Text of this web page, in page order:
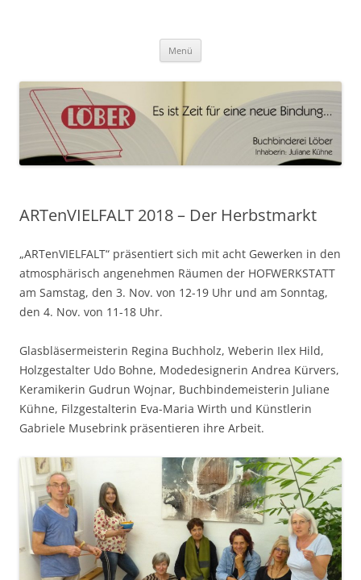
Menü
ARTenVIELFALT 2018 – Der Herbstmarkt
„ARTenVIELFALT“ präsentiert sich mit acht Gewerken in den
atmosphärisch angenehmen Räumen der HOFWERKSTATT
am Samstag, den 3. Nov. von 12-19 Uhr und am Sonntag,
den 4. Nov. von 11-18 Uhr.
Glasbläsermeisterin Regina Buchholz, Weberin Ilex Hild,
Holzgestalter Udo Bohne, Modedesignerin Andrea Kürvers,
Keramikerin Gudrun Wojnar, Buchbindemeisterin Juliane
Kühne, Filzgestalterin Eva-Maria Wirth und Künstlerin
Gabriele Musebrink präsentieren ihre Arbeit.